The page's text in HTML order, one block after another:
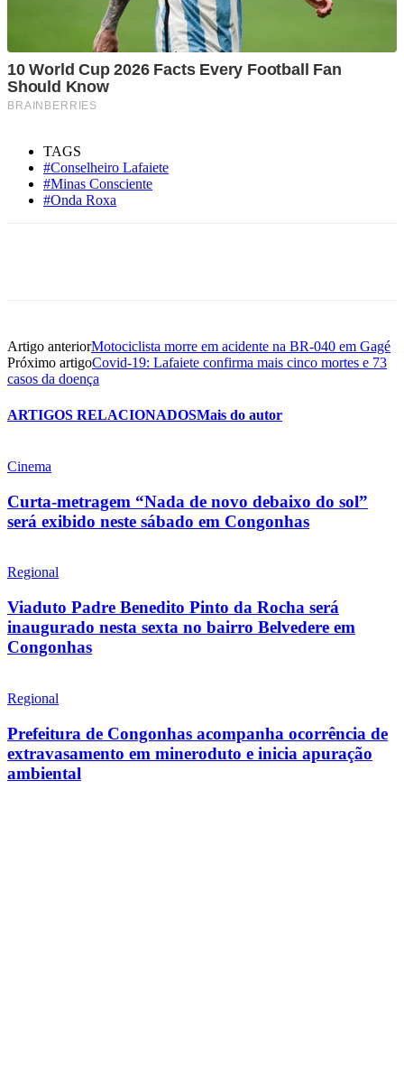
TAGS
#Conselheiro Lafaiete
#Minas Consciente
#Onda Roxa
Artigo anteriorMotociclista morre em acidente na BR-040 em Gagé
Próximo artigoCovid-19: Lafaiete confirma mais cinco mortes e 73
casos da doença
ARTIGOS RELACIONADOSMais do autor
Cinema
Curta-metragem “Nada de novo debaixo do sol”
será exibido neste sábado em Congonhas
Regional
Viaduto Padre Benedito Pinto da Rocha será
inaugurado nesta sexta no bairro Belvedere em
Congonhas
Regional
Prefeitura de Congonhas acompanha ocorrência de
extravasamento em mineroduto e inicia apuração
ambiental